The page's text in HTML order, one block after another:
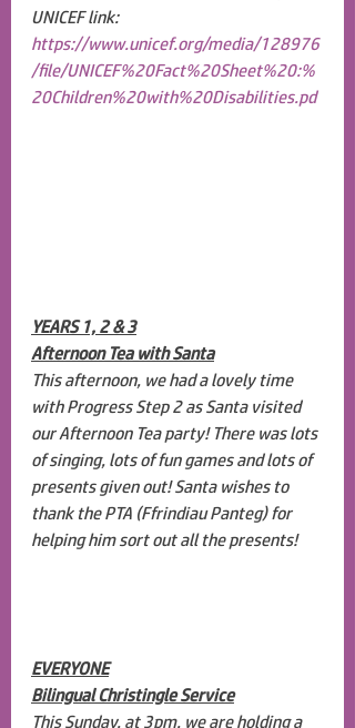
UNICEF link:
https://www.unicef.org/media/128976
/file/UNICEF%20Fact%20Sheet%20:%
20Children%20with%20Disabilities.pd
YEARS 1, 2 & 3
Afternoon Tea with Santa
This afternoon, we had a lovely time
with Progress Step 2 as Santa visited
our Afternoon Tea party! There was lots
of singing, lots of fun games and lots of
presents given out! Santa wishes to
thank the PTA (Ffrindiau Panteg) for
helping him sort out all the presents!
EVERYONE
Bilingual Christingle Service
This Sunday, at 3pm, we are holding a